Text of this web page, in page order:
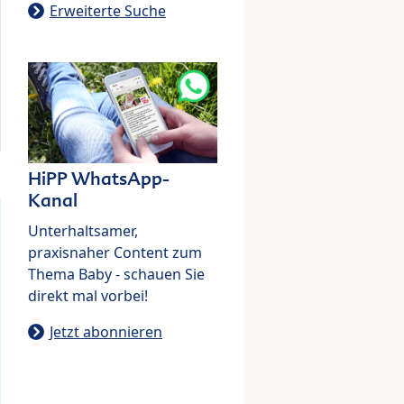
Erweiterte Suche
HiPP WhatsApp-
Kanal
Unterhaltsamer,
praxisnaher Content zum
Thema Baby - schauen Sie
direkt mal vorbei!
Jetzt abonnieren